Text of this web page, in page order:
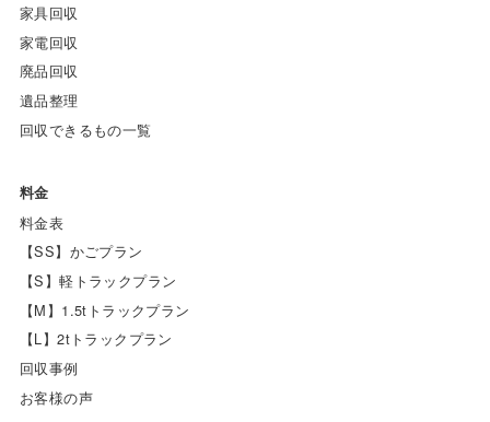
家具回収
家電回収
廃品回収
遺品整理
回収できるもの一覧
料金
料金表
【SS】かごプラン
【S】軽トラックプラン
【M】1.5tトラックプラン
【L】2tトラックプラン
回収事例
お客様の声